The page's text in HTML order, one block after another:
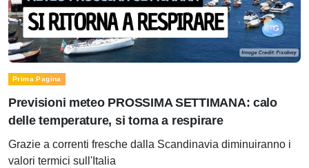
Prima Pagina
Previsioni meteo PROSSIMA SETTIMANA: calo
delle temperature, si torna a respirare
Grazie a correnti fresche dalla Scandinavia diminuiranno i
valori termici sull'Italia